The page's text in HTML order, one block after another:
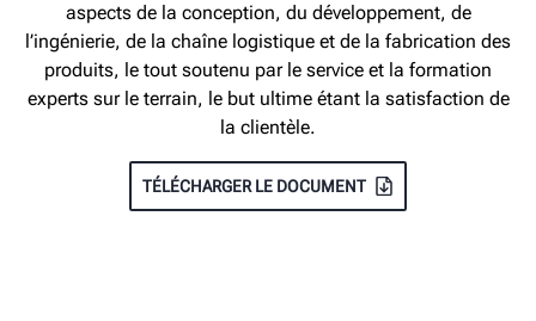
aspects de la conception, du développement, de
l’ingénierie, de la chaîne logistique et de la fabrication des
produits, le tout soutenu par le service et la formation
experts sur le terrain, le but ultime étant la satisfaction de
la clientèle.
TÉLÉCHARGER LE DOCUMENT